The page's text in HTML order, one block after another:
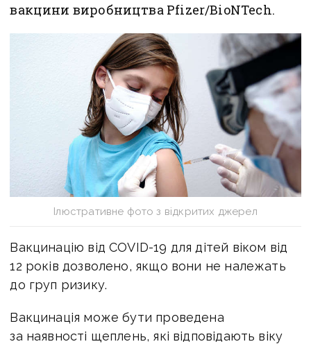
вакцини виробництва Pfizer/BioNTech.
Ілюстративне фото з відкритих джерел
Вакцинацію від COVID-19 для дітей віком від
12 років дозволено, якщо вони не належать
до груп ризику.
Вакцинація може бути проведена
за наявності щеплень, які відповідають віку